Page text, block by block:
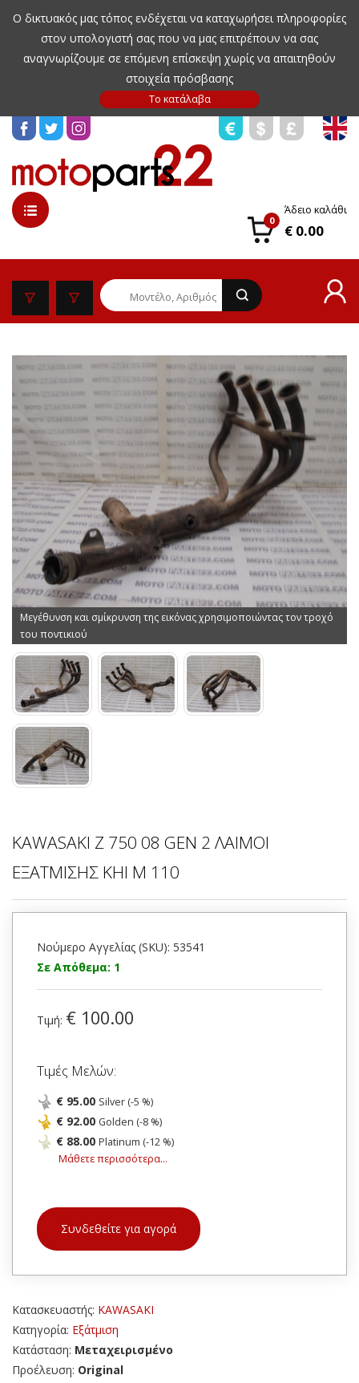
Ο δικτυακός μας τόπος ενδέχεται να καταχωρήσει πληροφορίες
στον υπολογιστή σας που να μας επιτρέπουν να σας
αναγνωρίζουμε σε επόμενη επίσκεψη χωρίς να απαιτηθούν
στοιχεία πρόσβασης
0
Άδειο καλάθι
€ 0.00
Μεγέθυνση και σμίκρυνση της εικόνας χρησιμοποιώντας τον τροχό
του ποντικιού
KAWASAKI Z 750 08 GEN 2 ΛΑΙΜΟΙ
ΕΞΑΤΜΙΣΗΣ KHI M 110
Νούμερο Αγγελίας (SKU): 53541
Σε Απόθεμα: 1
Τιμή: € 100.00
Τιμές Μελών:
€ 95.00 Silver (-5 %)
€ 92.00 Golden (-8 %)
€ 88.00 Platinum (-12 %)
Μάθετε περισσότερα...
Συνδεθείτε για αγορά
Κατασκευαστής: KAWASAKI
Κατηγορία: Εξάτμιση
Κατάσταση: Μεταχειρισμένο
Προέλευση: Original